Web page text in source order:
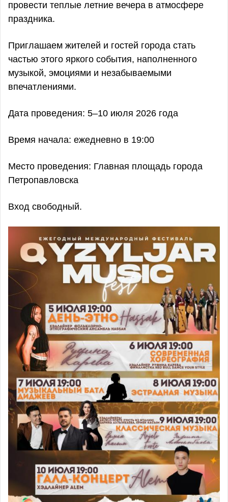
провести теплые летние вечера в атмосфере
праздника.
Приглашаем жителей и гостей города стать
частью этого яркого события, наполненного
музыкой, эмоциями и незабываемыми
впечатлениями.
Дата проведения: 5–10 июля 2026 года
Время начала: ежедневно в 19:00
Место проведения: Главная площадь города
Петропавловска
Вход свободный.